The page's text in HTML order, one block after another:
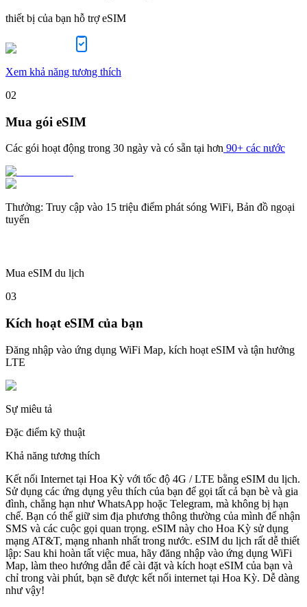
thiết bị của bạn hỗ trợ eSIM
Xem khả năng tương thích
02
Mua gói eSIM
Các gói hoạt động trong 30 ngày và có sẵn tại hơn 90+ các nước
Thưởng: Truy cập vào 15 triệu điểm phát sóng WiFi, Bản đồ ngoại
tuyến
Mua eSIM du lịch
03
Kích hoạt eSIM của bạn
Đăng nhập vào ứng dụng WiFi Map, kích hoạt eSIM và tận hưởng
LTE
Sự miêu tả
Đặc điểm kỹ thuật
Khả năng tương thích
Kết nối Internet tại Hoa Kỳ với tốc độ 4G / LTE bằng eSIM du lịch.
Sử dụng các ứng dụng yêu thích của bạn để gọi tất cả bạn bè và gia
đình, chẳng hạn như WhatsApp hoặc Telegram, mà không bị hạn
chế. Bạn có thể giữ sim địa phương thông thường của mình để nhận
SMS và các cuộc gọi quan trọng. eSIM này cho Hoa Kỳ sử dụng
mạng AT&T, mạng nhanh nhất trong nước. eSIM du lịch rất dễ thiết
lập: Sau khi hoàn tất việc mua, hãy đăng nhập vào ứng dụng WiFi
Map, làm theo hướng dẫn để cài đặt và kích hoạt eSIM của bạn và
chỉ trong vài phút, bạn sẽ được kết nối internet tại Hoa Kỳ. Dễ dàng
như vậy!